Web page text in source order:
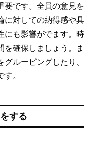
要です。全員の意見を
に対しての納得感や具
にも影響がでます。時
を確保しましょう。ま
ルーピングしたり、
。
する